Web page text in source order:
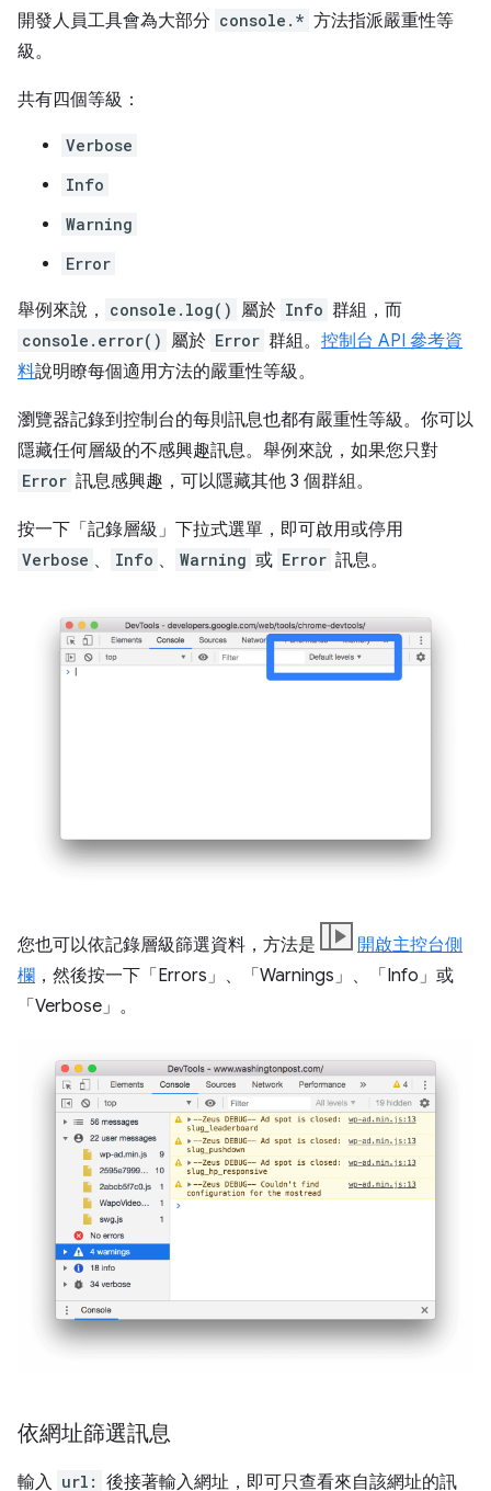
開發人員工具會為大部分 console.* 方法指派嚴重性等
級。
共有四個等級：
Verbose
Info
Warning
Error
舉例來說， console.log() 屬於 Info 群組，而
console.error() 屬於 Error 群組。 控制台 API 參考資
料說明瞭每個適用方法的嚴重性等級。
瀏覽器記錄到控制台的每則訊息也都有嚴重性等級。你可以
隱藏任何層級的不感興趣訊息。舉例來說，如果您只對
Error 訊息感興趣，可以隱藏其他 3 個群組。
按一下「記錄層級」 下拉式選單，即可啟用或停用
Verbose 、 Info 、 Warning 或 Error 訊息。
您也可以依記錄層級篩選資料，方法是
開啟主控台側
欄 ，然後按一下「Errors」 、「Warnings」 、「Info」 或
「Verbose」 。
依網址篩選訊息
輸入 url: 後接著輸入網址，即可只查看來自該網址的訊